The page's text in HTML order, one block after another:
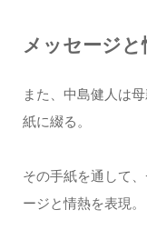
メッセージと
また、中島健人は
紙に綴る。
その手紙を通して
ージと情熱を表現。